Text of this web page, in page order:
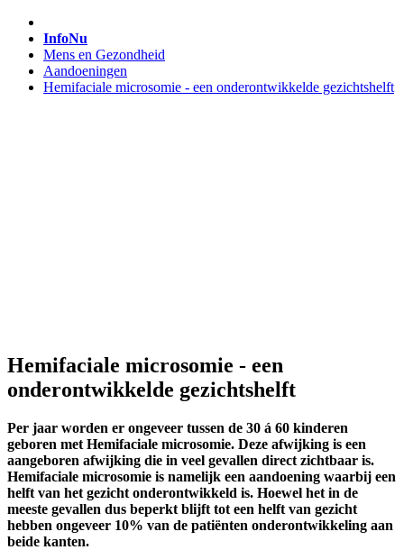
InfoNu
Mens en Gezondheid
Aandoeningen
Hemifaciale microsomie - een onderontwikkelde gezichtshelft
Hemifaciale microsomie - een
onderontwikkelde gezichtshelft
Per jaar worden er ongeveer tussen de 30 á 60 kinderen
geboren met Hemifaciale microsomie. Deze afwijking is een
aangeboren afwijking die in veel gevallen direct zichtbaar is.
Hemifaciale microsomie is namelijk een aandoening waarbij een
helft van het gezicht onderontwikkeld is. Hoewel het in de
meeste gevallen dus beperkt blijft tot een helft van gezicht
hebben ongeveer 10% van de patiënten onderontwikkeling aan
beide kanten.